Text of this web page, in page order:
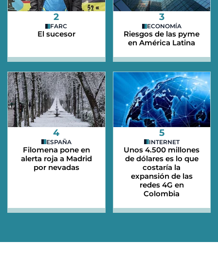
2
FARC
El sucesor
3
ECONOMÍA
Riesgos de las pyme
en América Latina
4
ESPAÑA
Filomena pone en
alerta roja a Madrid
por nevadas
5
INTERNET
Unos 4.500 millones
de dólares es lo que
costaría la
expansión de las
redes 4G en
Colombia